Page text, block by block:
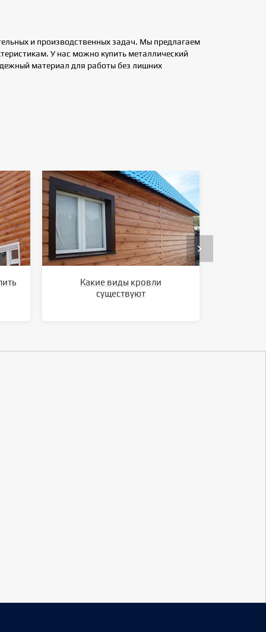
и производственных задач. Мы предлагаем
У нас можно купить металлический
материал для работы без лишних
Какие виды кровли
существуют